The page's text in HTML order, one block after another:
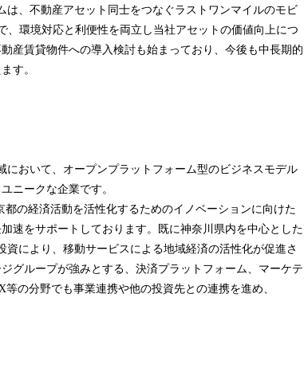
は、不動産アセット同士をつなぐラストワンマイルのモビ
、環境対応と利便性を両立し当社アセットの価値向上につ
産賃貸物件への導入検討も始まっており、今後も中長期的
す。
において、オープンプラットフォーム型のビジネスモデル
ニークな企業です。
都の経済活動を活性化するためのイノベーションに向けた
速をサポートしております。既に神奈川県内を中心とした
資により、移動サービスによる地域経済の活性化が促進さ
グループが強みとする、決済プラットフォーム、マーケテ
の分野でも事業連携や他の投資先との連携を進め、